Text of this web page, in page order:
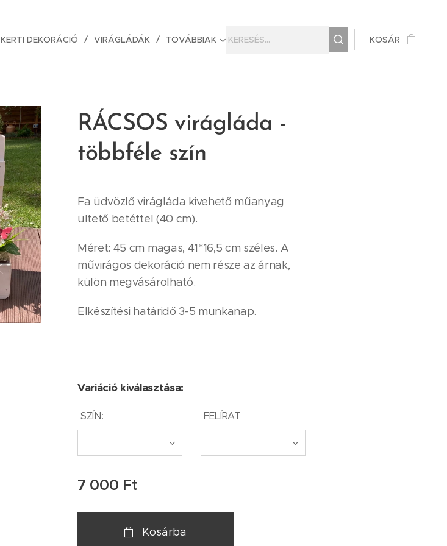
KERTI DEKORÁCIÓ VIRÁGLÁDÁK TOVÁBBIAK KOSÁR
RÁCSOS virágláda -
többféle szín
Fa üdvözlő virágláda kivehető műanyag
ültető betéttel (40 cm).
Méret: 45 cm magas, 41*16,5 cm széles. A
művirágos dekoráció nem része az árnak,
külön megvásárolható.
Elkészítési határidő 3-5 munkanap.
Variáció kiválasztása:
SZÍN: FELÍRAT
7 000 Ft
Kosárba